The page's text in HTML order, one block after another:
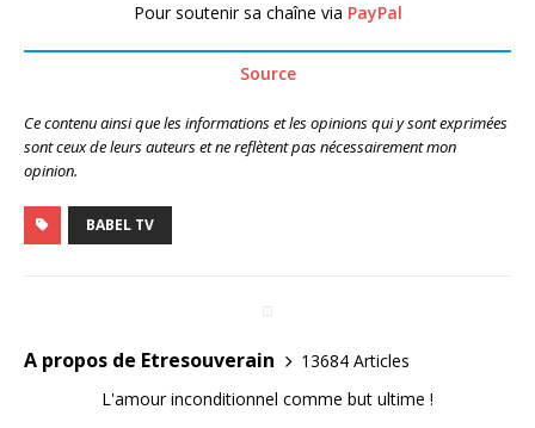
Pour soutenir sa chaîne via PayPal
Source
Ce contenu ainsi que les informations et les opinions qui y sont exprimées
sont ceux de leurs auteurs et ne reflètent pas nécessairement mon
opinion.
BABEL TV
A propos de Etresouverain
13684 Articles
L'amour inconditionnel comme but ultime !